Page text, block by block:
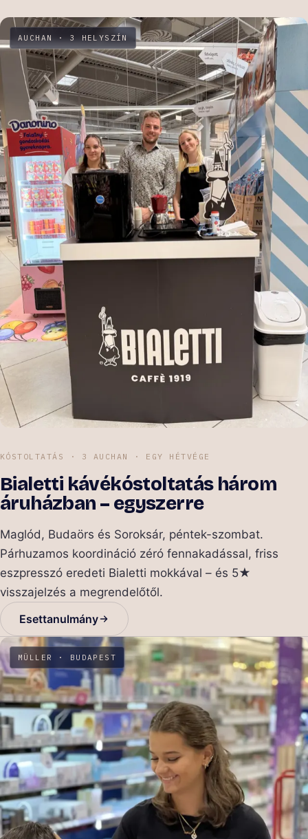
AUCHAN · 3 HELYSZÍN
KÓSTOLTATÁS · 3 AUCHAN · EGY HÉTVÉGE
Bialetti kávékóstoltatás három
áruházban – egyszerre
Maglód, Budaörs és Soroksár, péntek-szombat.
Párhuzamos koordináció zéró fennakadással, friss
eszpresszó eredeti Bialetti mokkával – és 5★
visszajelzés a megrendelőtől.
Esettanulmány
MÜLLER · BUDAPEST